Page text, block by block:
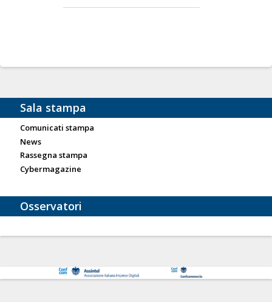
Sala stampa
Comunicati stampa
News
Rassegna stampa
Cybermagazine
Osservatori